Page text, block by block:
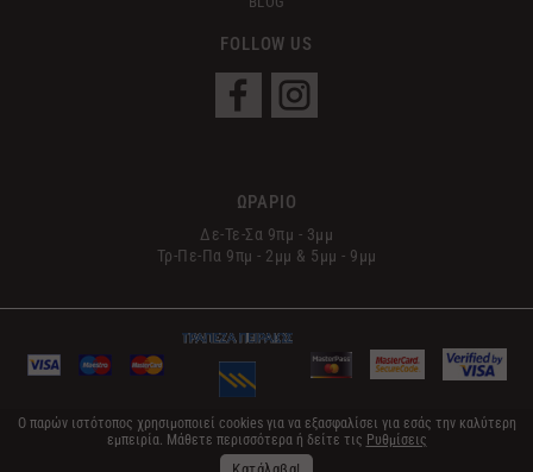
FOLLOW US
ΩΡΑΡΙΟ
Δε-Τε-Σα 9πμ - 3μμ
Τρ-Πε-Πα 9πμ - 2μμ & 5μμ - 9μμ
© 2017 Le Sens | All Rights Reserved
Ο παρών ιστότοπος χρησιμοποιεί cookies για να εξασφαλίσει για εσάς την καλύτερη
εμπειρία. Μάθετε περισσότερα ή δείτε τις Ρυθμίσεις